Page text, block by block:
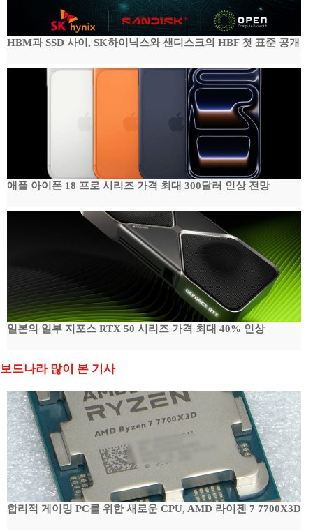
HBM과 SSD 사이, SK하이닉스와 샌디스크의 HBF 첫 표준 공개
애플 아이폰 18 프로 시리즈 가격 최대 300달러 인상 전망
일본의 일부 지포스 RTX 50 시리즈 가격 최대 40% 인상
보드나라 많이 본 기사
합리적 게이밍 PC를 위한 새로운 CPU, AMD 라이젠 7 7700X3D